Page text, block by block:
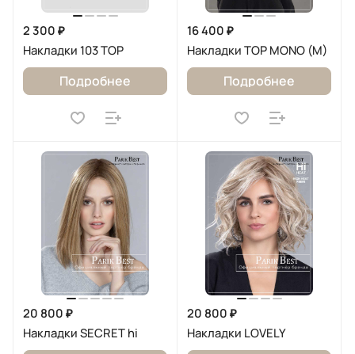
2 300 ₽
Накладки 103 TOP
Подробнее
16 400 ₽
Накладки TOP MONO (M)
Подробнее
20 800 ₽
Накладки SECRET hi
20 800 ₽
Накладки LOVELY